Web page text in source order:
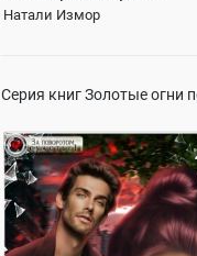
Натали Измор120 ₽
Серия книгЗолотые огни
Со мной не уснёшь,
Натали Измор
ПОЛНОСТЬЮ
118.5K